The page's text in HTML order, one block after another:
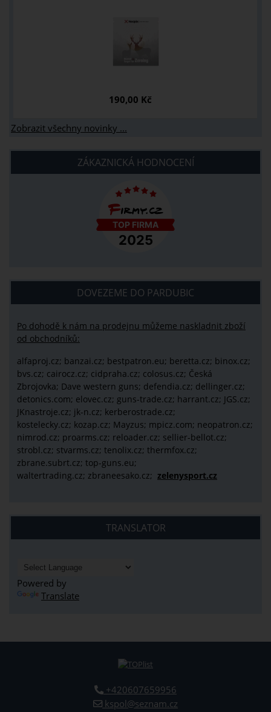
190,00 Kč
Zobrazit všechny novinky ...
ZÁKAZNICKÁ HODNOCENÍ
DOVEZEME DO PARDUBIC
Po dohodě k nám na prodejnu můžeme naskladnit zboží
od obchodníků:
alfaproj.cz; banzai.cz; bestpatron.eu; beretta.cz; binox.cz;
bvs.cz; cairocz.cz; cidpraha.cz; colosus.cz; Česká
Zbrojovka; Dave western guns; defendia.cz; dellinger.cz;
detonics.com; elovec.cz; guns-trade.cz; harrant.cz; JGS.cz;
JKnastroje.cz; jk-n.cz; kerberostrade.cz;
kostelecky.cz; kozap.cz; Mayzus; mpicz.com; neopatron.cz;
nimrod.cz; proarms.cz; reloader.cz; sellier-bellot.cz;
strobl.cz; stvarms.cz; tenolix.cz; thermfox.cz;
zbrane.subrt.cz; top-guns.eu;
waltertrading.cz; zbraneesako.cz; zelenysport.cz
TRANSLATOR
Powered by
Translate
+420607659956
kspol@seznam.cz